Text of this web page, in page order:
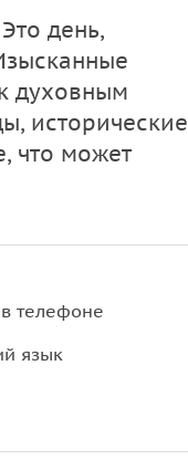
день,
духовным
исторические
что может
телефоне
язык